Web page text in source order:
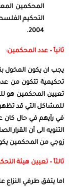
المحكمين
التحكيم الف
2004.
ثانياً – عدد المحكمين:
يجب ان يكون المخول
تحكيمية تتكون من
تعيين المحكمين هو
للمشاكل التي قد
في رأيهم في حال كان
التنويه الى أن القرار
زوجي من المحكمين
ثالثاً – تعيين هيئة
اما يتفق طرفي